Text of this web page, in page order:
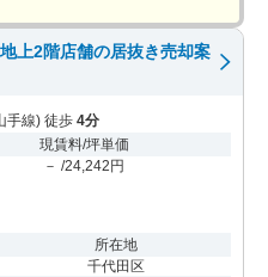
上2階店舗の居抜き売却案
手線) 徒歩 4分
現賃料/坪単価
－ /24,242円
所在地
千代田区